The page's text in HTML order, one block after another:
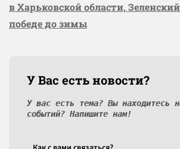
в Харьковской области,
победе до зимы
У Вас есть новости?
У вас есть тема? Вы находитесь
событий? Напишите нам!